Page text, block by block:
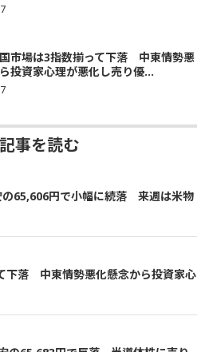
国市場は3指数揃って下落 中東情勢悪
投資家心理が悪化し売り優...
事を読む
の65,606円で小幅に続落 来週は米物
下落 中東情勢悪化懸念から投資家心